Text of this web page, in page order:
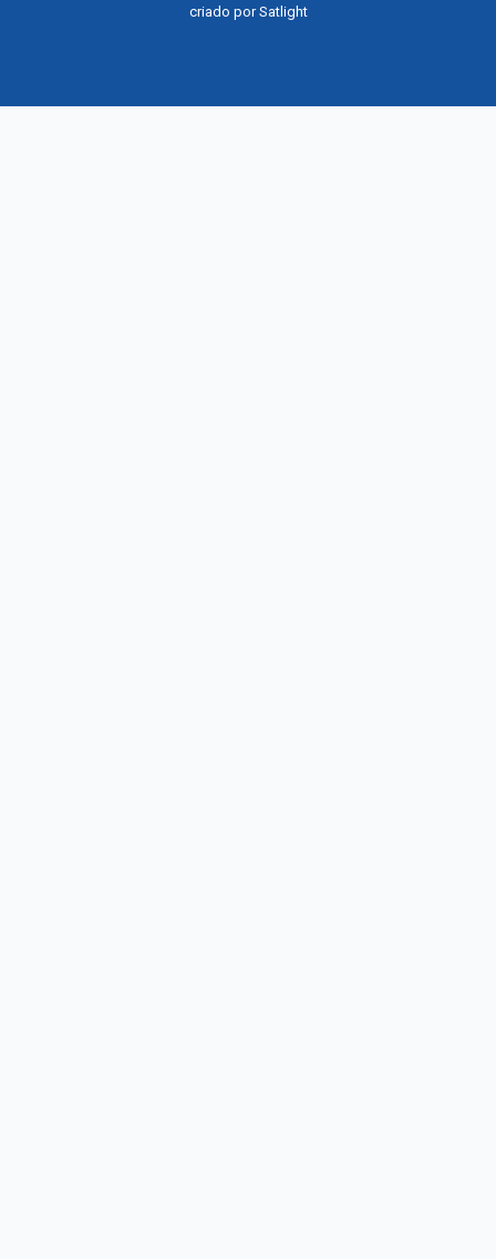
criado porSatlight